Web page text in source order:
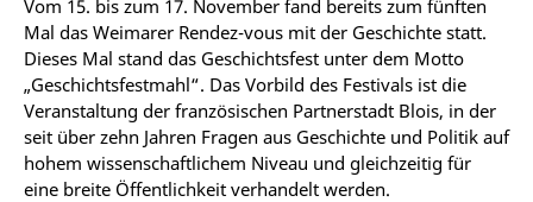
Vom 15. bis zum 17. November fand bereits zum fünften
Mal das Weimarer Rendez-vous mit der Geschichte statt.
Dieses Mal stand das Geschichtsfest unter dem Motto
„Geschichtsfestmahl“. Das Vorbild des Festivals ist die
Veranstaltung der französischen Partnerstadt Blois, in der
seit über zehn Jahren Fragen aus Geschichte und Politik auf
hohem wissenschaftlichem Niveau und gleichzeitig für
eine breite Öffentlichkeit verhandelt werden.